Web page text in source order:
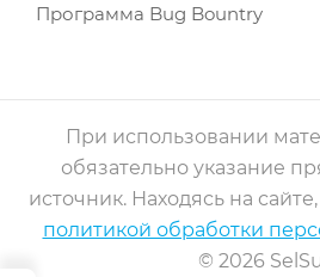
Программа Bug Bountry
При использовании
обязательно указание
источник. Находясь на
политикой обработки
© 2026